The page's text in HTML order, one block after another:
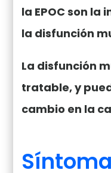
la EPOC son
la disfunción
La disfunción
tratable, y
cambio en la